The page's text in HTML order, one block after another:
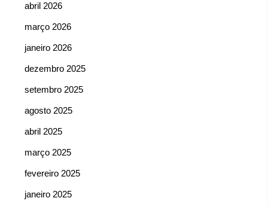
abril 2026
março 2026
janeiro 2026
dezembro 2025
setembro 2025
agosto 2025
abril 2025
março 2025
fevereiro 2025
janeiro 2025